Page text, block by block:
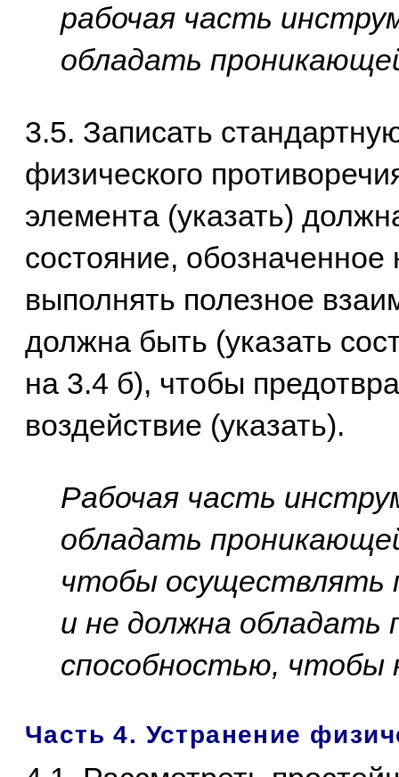
рабочая часть
обладать
3.5. Записать
физического
элемента (указать)
состояние,
выполнять полезное
должна быть (указать
на 3.4 б), чтобы
воздействие (указать).
Рабочая часть
обладать
чтобы осуществлять
и не должна обладать
способностью, чтобы
Часть 4. Устранение